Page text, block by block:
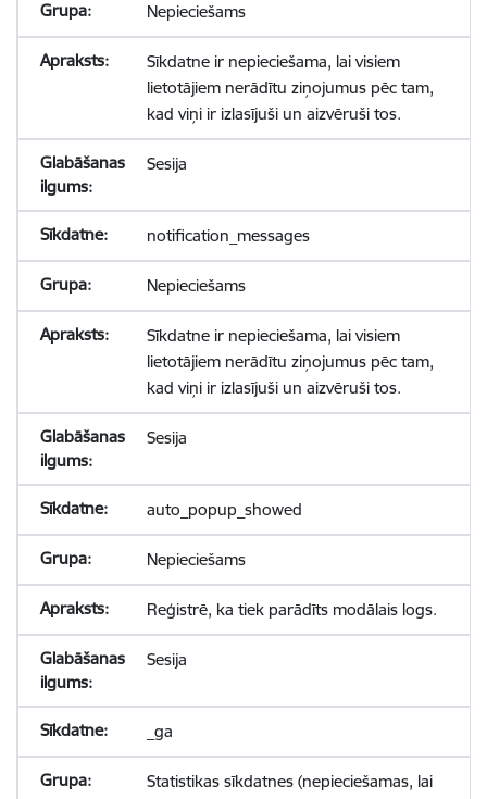
Nepieciešams
Sīkdatne ir nepieciešama, lai visiem
lietotājiem nerādītu ziņojumus pēc tam,
kad viņi ir izlasījuši un aizvēruši tos.
Sesija
notification_messages
Nepieciešams
Sīkdatne ir nepieciešama, lai visiem
lietotājiem nerādītu ziņojumus pēc tam,
kad viņi ir izlasījuši un aizvēruši tos.
Sesija
auto_popup_showed
Nepieciešams
Reģistrē, ka tiek parādīts modālais logs.
Sesija
_ga
Statistikas sīkdatnes (nepieciešamas, lai